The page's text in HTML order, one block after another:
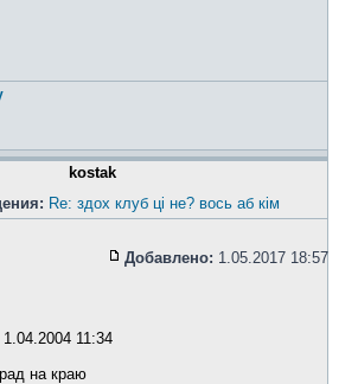
kostak
Re: здох клуб ці не? вось аб кім
Добавлено: 1.05.2017 18:57
1.04.2004 11:34
на краю